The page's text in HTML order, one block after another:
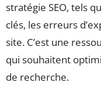
stratégie SEO, tels
clés, les erreurs
site. C’est une
qui souhaitent
de recherche.